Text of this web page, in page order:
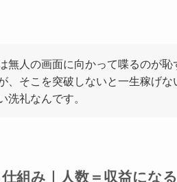
無人の画面に向かって喋るのが恥
、そこを突破しないと一生稼げな
洗礼なんです。
組み｜人数＝収益になる